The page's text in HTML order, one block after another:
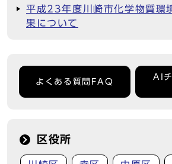
平成23年度川崎市化学物質環
果について
よくある質問FAQ
AI
区役所